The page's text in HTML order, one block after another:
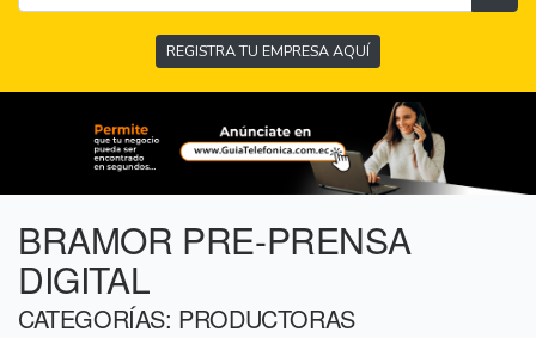
REGISTRA TU EMPRESA AQUÍ
BRAMOR PRE-PRENSA
DIGITAL
CATEGORÍAS: PRODUCTORAS